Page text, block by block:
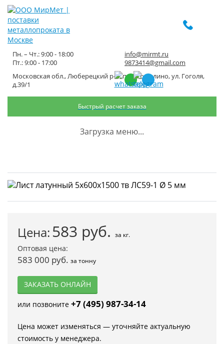
Московская обл., Люберецкий р-н, пос. Томилино, ул. Гоголя,
д.39/1
Пн. – Чт.: 9:00 - 18:00
Пт.: 9:00 - 17:00
info@mirmt.ru
9873414@gmail.com
Быстрый расчет заказа
Загрузка меню...
Лист латунный 5x600x1500 тв
ЛС59-1 Ø 5 мм
Цена: 583 руб. за кг.
Оптовая цена:
583 000 руб. за тонну
ЗАКАЗАТЬ ОНЛАЙН
или позвоните +7 (495) 987-34-14
Цена может изменяться — уточняйте актуальную
стоимость у менеджера.